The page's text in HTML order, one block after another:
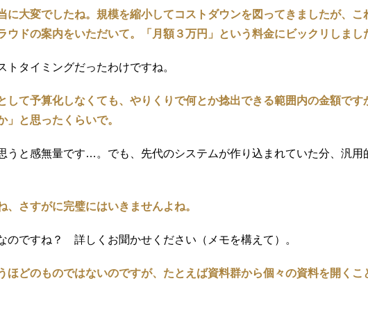
に大変でしたね。規模を縮小してコストダウンを図ってきましたが、
ウドの案内をいただいて。「月額３万円」という料金にビックリしまし
トタイミングだったわけですね。
して予算化しなくても、やりくりで何とか捻出できる範囲内の金額で
」と思ったくらいで。
うと感無量です…。でも、先代のシステムが作り込まれていた分、汎用
、さすがに完璧にはいきませんよね。
のですね？ 詳しくお聞かせください（メモを構えて）。
ほどのものではないのですが、たとえば資料群から個々の資料を開く